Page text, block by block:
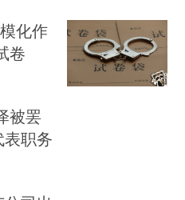
化作
卷
被罢
职务